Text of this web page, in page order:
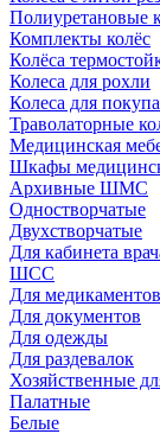
Полиуретановые
Комплекты колёс
Колёса
Колеса для рохли
Колеса для
Траволаторные
Медицинская
Шкафы
Архивные ШМС
Одностворчатые
Двухстворчатые
Для кабинета
ШСС
Для медикаментов
Для документов
Для одежды
Для раздевалок
Хозяйственные
Палатные
Белые